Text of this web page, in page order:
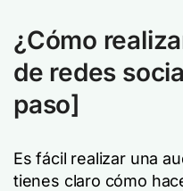
¿Cómo
de redes
paso]
Es fácil realizar una
tienes claro cómo